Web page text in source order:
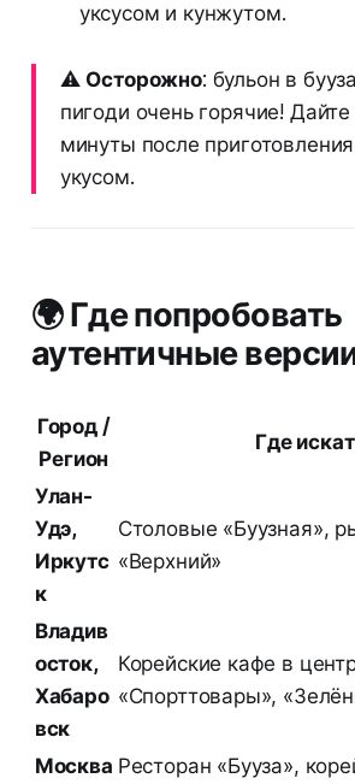
уксусом и кунжутом.
⚠️ Осторожно: бульон в
пигоди очень горячие!
минуты после
укусом.
🌍 Где попробовать
аутентичные
Город /
Регион
Где
Улан-
Удэ,
Иркутс
к
Столовые «Буузная»,
«Верхний»
Владив
осток,
Хабаро
вск
Корейские кафе в
«Спорттовары»,
Москва Ресторан «Бууза»,